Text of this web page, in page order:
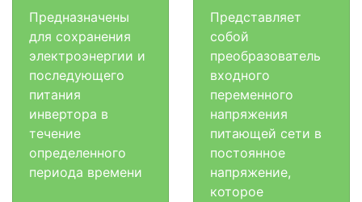
Предназначены
для сохранения
электроэнергии и
последующего
питания
инвертора в
течение
определенного
периода времени
Представляет
собой
преобразователь
входного
переменного
напряжения
питающей сети в
постоянное
напряжение,
которое